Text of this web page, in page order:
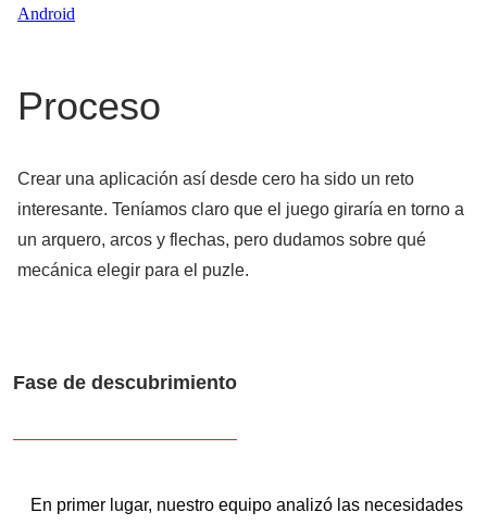
Android
Proceso
Crear una aplicación así desde cero ha sido un reto
interesante. Teníamos claro que el juego giraría en torno a
un arquero, arcos y flechas, pero dudamos sobre qué
mecánica elegir para el puzle.
Fase de descubrimiento
En primer lugar, nuestro equipo analizó las necesidades